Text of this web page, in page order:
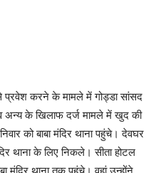
से प्रवेश करने के मामले में गोड्डा सांसद
व अन्य के खिलाफ दर्ज मामले में खुद की
को बाबा मंदिर थाना पहुंचे। देवघर
थाना के लिए निकले। सीता होटल
मंदिर थाना तक पहुंचे। वहां उन्होंने